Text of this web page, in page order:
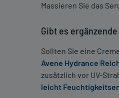
Massieren Sie das
Gibt es
Sollten Sie eine
Avene Hydrance
zusätzlich vor UV-
leicht